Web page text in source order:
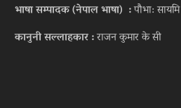
भाषा सम्पादक (नेपाल भाषा) :पौभा: सायमि
कानुनी सल्लाहकार :राजन कुमार के सी